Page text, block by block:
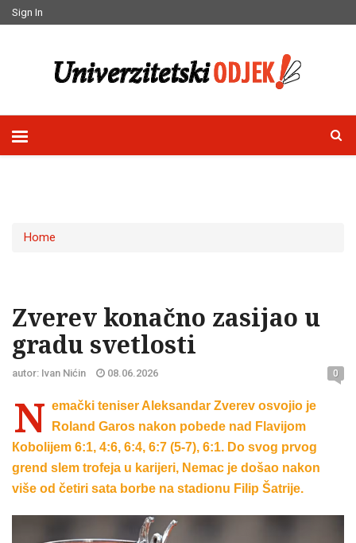
Sign In
Home
Zverev konačno zasijao u
gradu svetlosti
autor: Ivan Nićin 08.06.2026 0
N emački teniser Aleksandar Zverev osvojio je
Roland Garos nakon pobede nad Flavijom
Кobolijem 6:1, 4:6, 6:4, 6:7 (5-7), 6:1. Do svog prvog
grend slem trofeja u karijeri, Nemac je došao nakon
više od četiri sata borbe na stadionu Filip Šatrije.